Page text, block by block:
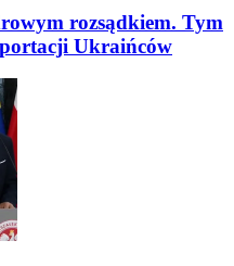
rozsądkiem. Tym
Ukraińców